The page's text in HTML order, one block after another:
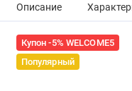
Описание
Купон -5% WELCOME5
Популярный